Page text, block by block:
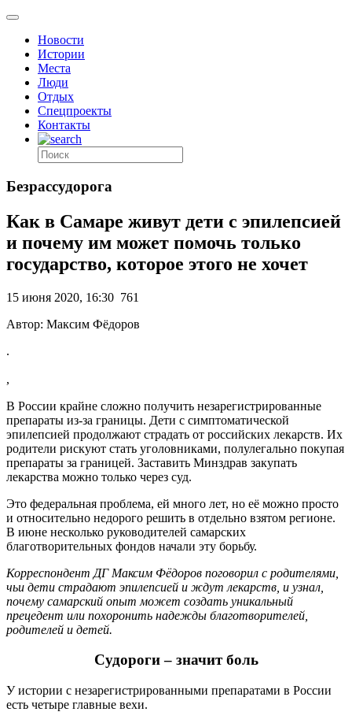
Новости
Истории
Места
Люди
Отдых
Спецпроекты
Контакты
Безрассудорога
Как в Самаре живут дети с эпилепсией
и почему им может помочь только
государство, которое этого не хочет
15 июня 2020, 16:30 761
Автор: Максим Фёдоров
.
,
В России крайне сложно получить незарегистрированные
препараты из-за границы. Дети с симптоматической
эпилепсией продолжают страдать от российских лекарств. Их
родители рискуют стать уголовниками, полулегально покупая
препараты за границей. Заставить Минздрав закупать
лекарства можно только через суд.
Это федеральная проблема, ей много лет, но её можно просто
и относительно недорого решить в отдельно взятом регионе.
В июне несколько руководителей самарских
благотворительных фондов начали эту борьбу.
Корреспондент ДГ Максим Фёдоров поговорил с родителями,
чьи дети страдают эпилепсией и ждут лекарств, и узнал,
почему самарский опыт может создать уникальный
прецедент или похоронить надежды благотворителей,
родителей и детей.
Судороги – значит боль
У истории с незарегистрированными препаратами в России
есть четыре главные вехи.